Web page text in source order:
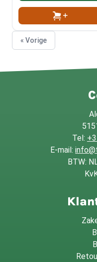
« Vorige
Tel:
E-mail:
BTW: